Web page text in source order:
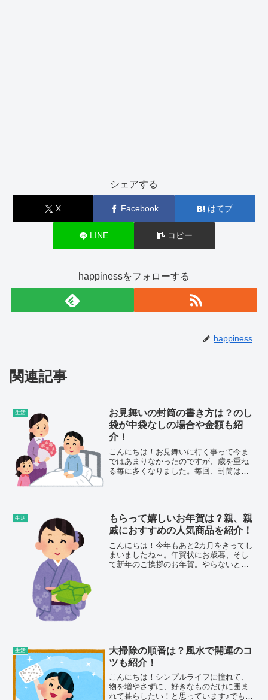
シェアする
X Facebook はてブ
LINE コピー
happinessをフォローする
happiness
関連記事
生活
お見舞いの封筒の書き方は？のし
袋が中袋なしの場合や金額も紹
介！
こんにちは！お見舞いに行く事って今ま
ではあまりなかったのですが、歳を重ね
る毎に多くなりました。毎回、封筒はど
生活
もらって嬉しいお年賀は？親、親
戚におすすめの人気商品を紹介！
こんにちは！今年もあと2カ月をきってし
まいましたね～。年賀状にお歳暮、そし
て新年のご挨拶のお年賀。やらないとい
生活
大掃除の順番は？風水で開運のコ
ツも紹介！
こんにちは！シンプルライフに憧れて、
物を増やさずに、好きなものだけに囲ま
れて暮らしたい！と思っています♪でも買